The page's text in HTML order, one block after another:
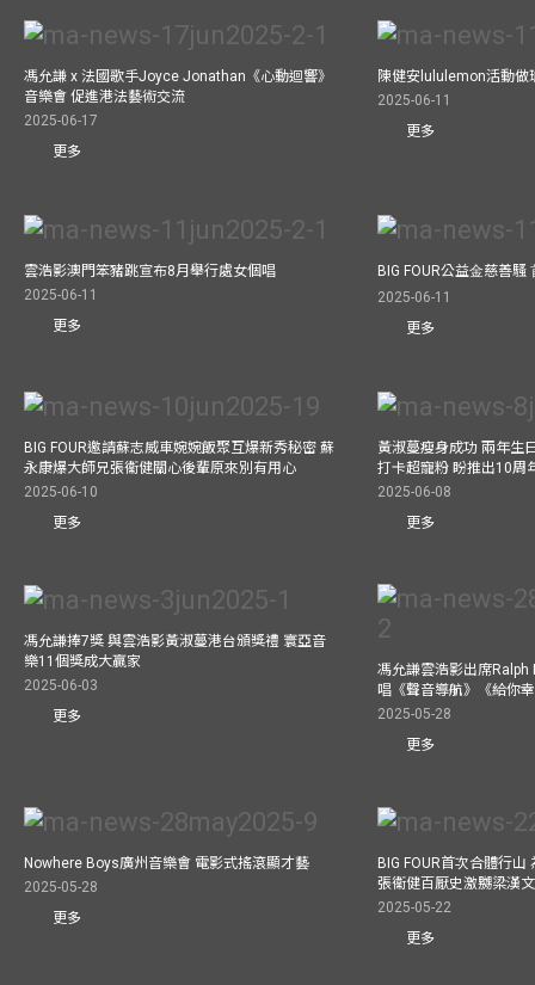
馮允謙 x 法國歌手Joyce Jonathan《心動迴響》
音樂會 促進港法藝術交流
2025-06-17
更多
陳健安lululemon活動做
2025-06-11
更多
雲浩影澳門笨豬跳宣布8月舉行處女個唱
2025-06-11
更多
BIG FOUR公益⾦慈善
2025-06-11
更多
BIG FOUR邀請蘇志威車婉婉飯聚互爆新秀秘密 蘇
永康爆大師兄張衞健關心後輩原來別有用心
2025-06-10
更多
黃淑蔓瘦身成功 兩年生
打卡超寵粉 盼推出10周
2025-06-08
更多
馮允謙捧7獎 與雲浩影黃淑蔓港台頒獎禮 寰亞音
樂11個獎成大贏家
2025-06-03
更多
馮允謙雲浩影出席
唱《聲音導航》《給你
2025-05-28
更多
Nowhere Boys廣州音樂會 電影式搖滾顯才藝
2025-05-28
更多
BIG FOUR首次合體行
張衞健百厭史激嬲梁漢
2025-05-22
更多